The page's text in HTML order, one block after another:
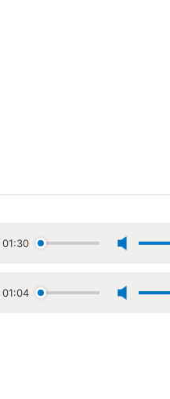
01:30
01:04